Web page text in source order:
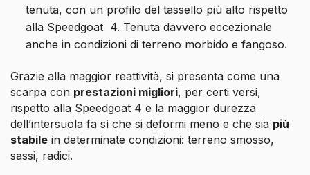
tenuta, con un profilo del tassello più alto rispetto
alla Speedgoat 4. Tenuta davvero eccezionale
anche in condizioni di terreno morbido e fangoso.
Grazie alla maggior reattività, si presenta come una
scarpa con prestazioni migliori, per certi versi,
rispetto alla Speedgoat 4 e la maggior durezza
dell’intersuola fa sì che si deformi meno e che sia più
stabile in determinate condizioni: terreno smosso,
sassi, radici.